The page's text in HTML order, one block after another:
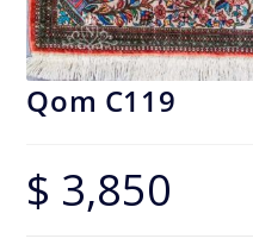
Qom C119
$ 3,850